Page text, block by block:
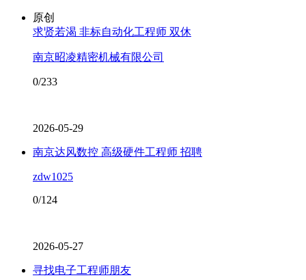
原创
求贤若渴 非标自动化工程师 双休
南京昭凌精密机械有限公司
0/233
2026-05-29
南京达风数控 高级硬件工程师 招聘
zdw1025
0/124
2026-05-27
寻找电子工程师朋友